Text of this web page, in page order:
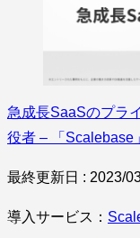
急成長SaaSのプラ
役者 – 「Scalebase
最終更新日 : 2023/
導入サービス：